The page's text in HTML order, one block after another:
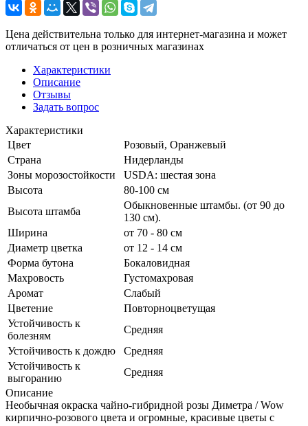
Цена действительна только для интернет-магазина и может
отличаться от цен в розничных магазинах
Характеристики
Описание
Отзывы
Задать вопрос
Характеристики
Цвет
Розовый, Оранжевый
Страна
Нидерланды
Зоны морозостойкости
USDA: шестая зона
Высота
80-100 см
Высота штамба
Обыкновенные штамбы. (от 90 до
130 см).
Ширина
от 70 - 80 см
Диаметр цветка
от 12 - 14 см
Форма бутона
Бокаловидная
Махровость
Густомахровая
Аромат
Слабый
Цветение
Повторноцветущая
Устойчивость к
болезням
Средняя
Устойчивость к дождю
Средняя
Устойчивость к
выгоранию
Средняя
Описание
Необычная окраска чайно-гибридной розы Диметра / Wow
кирпично-розового цвета и огромные, красивые цветы с